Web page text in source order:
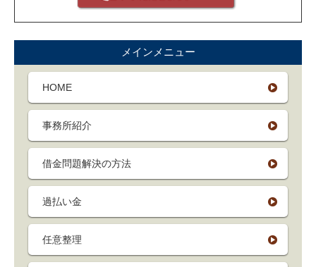
メインメニュー
HOME
事務所紹介
借金問題解決の方法
過払い金
任意整理